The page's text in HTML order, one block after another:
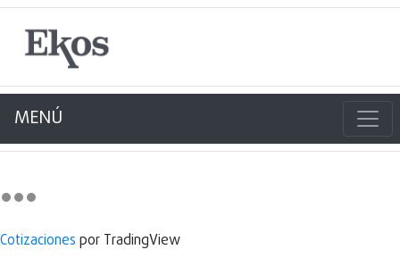
MENÚ
Cotizaciones por TradingView